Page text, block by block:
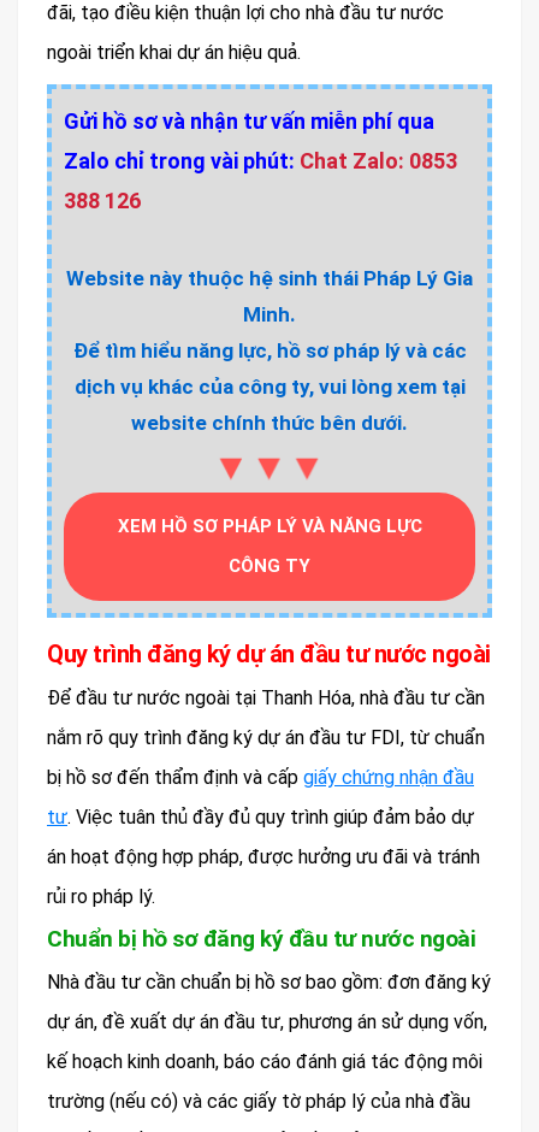
đãi, tạo điều kiện thuận lợi cho nhà đầu tư nước
ngoài triển khai dự án hiệu quả.
Gửi hồ sơ và nhận tư vấn miễn phí qua
Zalo chỉ trong vài phút: Chat Zalo: 0853
388 126
Website này thuộc hệ sinh thái Pháp Lý Gia
Minh.
Để tìm hiểu năng lực, hồ sơ pháp lý và các
dịch vụ khác của công ty, vui lòng xem tại
website chính thức bên dưới.
▼▼▼
XEM HỒ SƠ PHÁP LÝ VÀ NĂNG LỰC
CÔNG TY
Quy trình đăng ký dự án đầu tư nước ngoài
Để đầu tư nước ngoài tại Thanh Hóa, nhà đầu tư cần
nắm rõ quy trình đăng ký dự án đầu tư FDI, từ chuẩn
bị hồ sơ đến thẩm định và cấp giấy chứng nhận đầu
tư. Việc tuân thủ đầy đủ quy trình giúp đảm bảo dự
án hoạt động hợp pháp, được hưởng ưu đãi và tránh
rủi ro pháp lý.
Chuẩn bị hồ sơ đăng ký đầu tư nước ngoài
Nhà đầu tư cần chuẩn bị hồ sơ bao gồm: đơn đăng ký
dự án, đề xuất dự án đầu tư, phương án sử dụng vốn,
kế hoạch kinh doanh, báo cáo đánh giá tác động môi
trường (nếu có) và các giấy tờ pháp lý của nhà đầu